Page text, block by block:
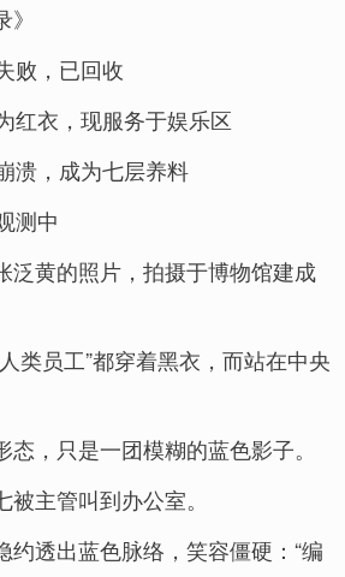
败，已回收
红衣，现服务于娱乐区
溃，成为七层养料
测中
泛黄的照片，拍摄于博物馆建成
类员工”都穿着黑衣，而站在中央
，只是一团模糊的蓝色影子。
主管叫到办公室。
约透出蓝色脉络，笑容僵硬：“编